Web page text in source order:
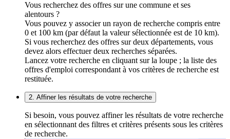
Vous recherchez des offres sur une commune et ses
alentours ?
Vous pouvez y associer un rayon de recherche compris entre
0 et 100 km (par défaut la valeur sélectionnée est de 10 km).
Si vous recherchez des offres sur deux départements, vous
devez alors effectuer deux recherches séparées.
Lancez votre recherche en cliquant sur la loupe ; la liste des
offres d'emploi correspondant à vos critères de recherche est
restituée.
2. Affiner les résultats de votre recherche
Si besoin, vous pouvez affiner les résultats de votre recherche
en sélectionnant des filtres et critères présents sous les critères
de recherche.